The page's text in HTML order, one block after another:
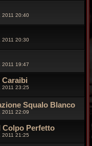
2011 20:40
2011 20:30
2011 19:47
Caraibi
2011 23:25
Squalo Blanco
2011 22:09
Colpo Perfetto
2011 21:25